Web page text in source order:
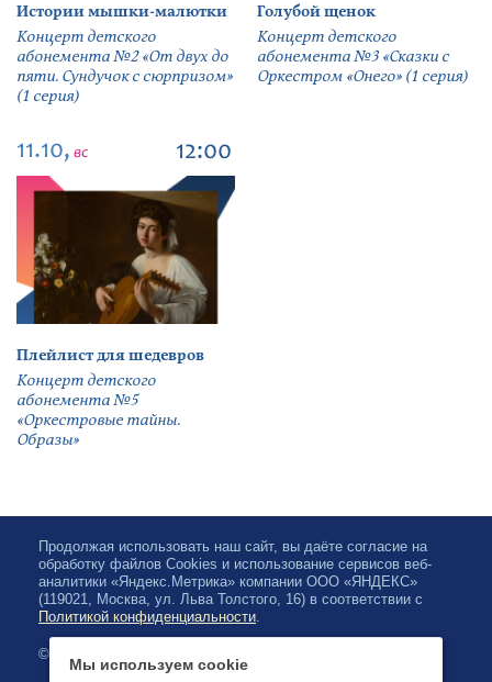
Истории мышки-малютки
Концерт детского
абонемента №2 «От двух до
пяти. Сундучок с сюрпризом»
(1 серия)
Голубой щенок
Концерт детского
абонемента №3 «Сказки с
Оркестром «Онего» (1 серия)
11.10, вс 12:00
Плейлист для шедевров
Концерт детского
абонемента №5
«Оркестровые тайны.
Образы»
Продолжая использовать наш сайт, вы даёте согласие на
обработку файлов Cookies и использование сервисов веб-
аналитики «Яндекс.Метрика» компании ООО «ЯНДЕКС»
(119021, Москва, ул. Льва Толстого, 16) в соответствии с
Политикой конфиденциальности.
© 2026, Карельская Государственная филармония
Мы используем cookie